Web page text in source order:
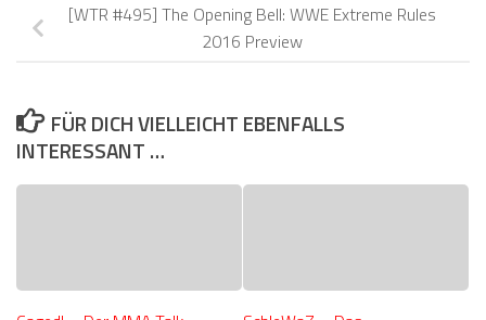
[WTR #495] The Opening Bell: WWE Extreme Rules
2016 Preview
FÜR DICH VIELLEICHT EBENFALLS
INTERESSANT …